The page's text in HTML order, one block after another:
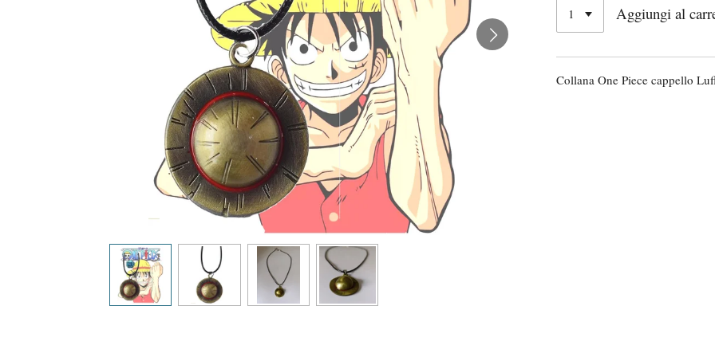
Aggiungi al
Collana One Piece cappello